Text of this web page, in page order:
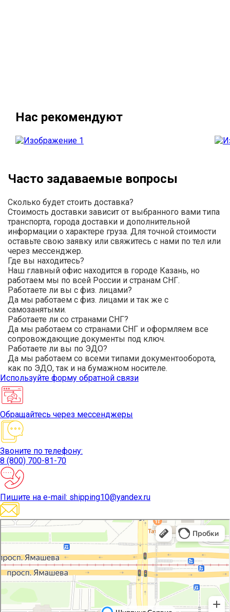
Нас рекомендуют
Часто задаваемые вопросы
Сколько будет стоить доставка?
Стоимость доставки зависит от выбранного вами типа
транспорта, города доставки и дополнительной
информации о характере груза. Для точной стоимости
оставьте свою заявку или свяжитесь с нами по тел или
через мессенджер.
Где вы находитесь?
Наш главный офис находится в городе Казань, но
работаем мы по всей России и странам СНГ.
Работаете ли вы с физ. лицами?
Да мы работаем с физ. лицами и так же с
самозанятыми.
Работаете ли со странами СНГ?
Да мы работаем со странами СНГ и оформляем все
сопровождающие документы под ключ.
Работаете ли вы по ЭДО?
Да мы работаем со всеми типами документооборота,
как по ЭДО, так и на бумажном носителе.
Используйте форму обратной связи
Обращайтесь через мессенджеры
Звоните по телефону:
8 (800) 700-81-70
Пишите на e-mail: shipping10@yandex.ru